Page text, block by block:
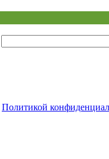
Политикой